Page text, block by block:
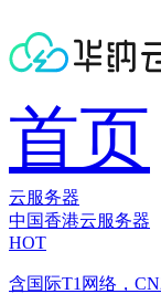
首页
云服务器
中国香港云服务器
HOT
含国际T1网络，